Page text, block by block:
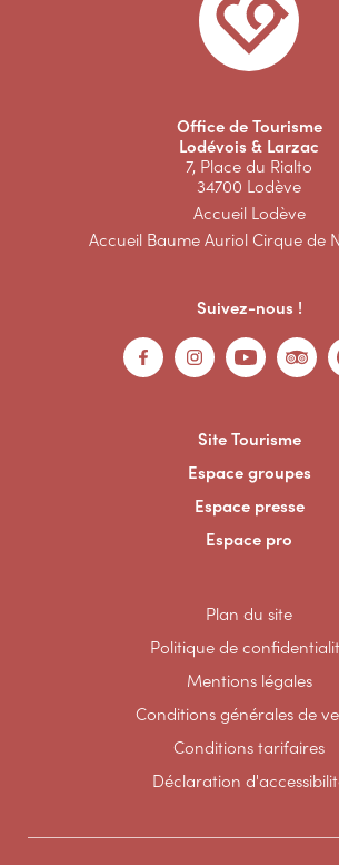
Office de Tourisme
Lodévois & Larzac
7, Place du Rialto
34700 Lodève
Accueil Lodève
Accueil Baume Auriol Cirque de
Suivez-nous !
Site Tourisme
Espace groupes
Espace presse
Espace pro
Plan du site
Politique de
Mentions légales
Conditions générales de
Conditions tarifaires
Déclaration